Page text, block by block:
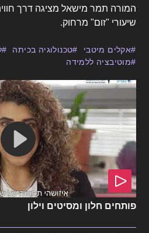
המורה תמר מישאל מציגה דרך
שיעורי "זום" מרחוק.
אקלים מיטבי טכנולוגיה בכיתה
מוטיבציה ללמידה
פותחים חלון ומסיטים וילון